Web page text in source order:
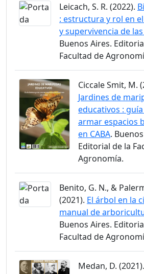
Leicach, S. R. (2022).
: estructura y rol en
y supervivencia de
Buenos Aires.
Facultad de
Ciccale Smit, M.
Jardines de
educativos :
armar espacios
en CABA.
Editorial de la
Agronomía.
Benito, G. N., &
(2021). El árbol en la
manual de
Buenos Aires.
Facultad de
Medan, D. (2021).